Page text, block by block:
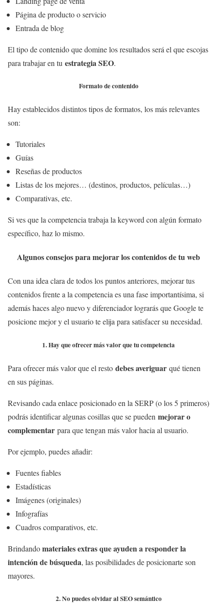
Página de producto o servicio
Entrada de blog
El tipo de contenido que domine los resultados será el que escojas
para trabajar en tu estrategia SEO.
Formato de contenido
Hay establecidos distintos tipos de formatos, los más relevantes
son:
Tutoriales
Guías
Reseñas de productos
Listas de los mejores… (destinos, productos, películas…)
Comparativas, etc.
Si ves que la competencia trabaja la keyword con algún formato
específico, haz lo mismo.
Algunos consejos para mejorar los contenidos de tu web
Con una idea clara de todos los puntos anteriores, mejorar tus
contenidos frente a la competencia es una fase importantísima, si
además haces algo nuevo y diferenciador lograrás que Google te
posicione mejor y el usuario te elija para satisfacer su necesidad.
1. Hay que ofrecer más valor que tu competencia
Para ofrecer más valor que el resto debes averiguar qué tienen
en sus páginas.
Revisando cada enlace posicionado en la SERP (o los 5 primeros)
podrás identificar algunas cosillas que se pueden mejorar o
complementar para que tengan más valor hacia al usuario.
Por ejemplo, puedes añadir:
Fuentes fiables
Estadísticas
Imágenes (originales)
Infografías
Cuadros comparativos, etc.
Brindandomateriales extras que ayuden a responder la
intención de búsqueda, las posibilidades de posicionarte son
mayores.
2. No puedes olvidar al SEO semántico